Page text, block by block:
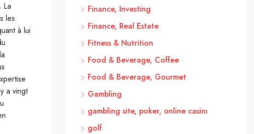
La
les
à lui
a vingt
Finance, Investing
Finance, Real Estate
Fitness & Nutrition
Food & Beverage, Coffee
Food & Beverage, Gourmet
Gambling
gambling site, poker, online casinı
golf